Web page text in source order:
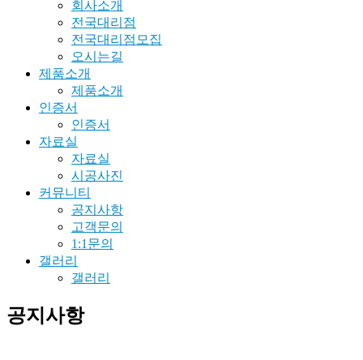
회사소개
전국대리점
전국대리점모집
오시는길
제품소개
제품소개
인증서
인증서
자료실
자료실
시공사진
커뮤니티
공지사항
고객문의
1:1문의
갤러리
갤러리
공지사항